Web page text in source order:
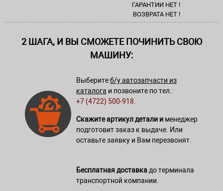
ГАРАНТИИ НЕТ !
ВОЗВРАТА НЕТ !
2 ШАГА, И ВЫ СМОЖЕТЕ ПОЧИНИТЬ СВОЮ
МАШИНУ:
Выберитеб/у автозапчасти из
каталога и позвоните по тел.:
+7 (4722) 500-918
Скажите артикул детали и менеджер
подготовит заказ к выдаче. Или
оставьте заявку и Вам перезвонят.
Бесплатная доставка до терминала
транспортной компании.